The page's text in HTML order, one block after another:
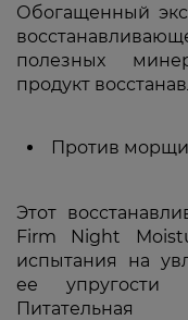
Обогащенный
полезных
продукт
Против
Этот
Firm Night
испытания на
ее